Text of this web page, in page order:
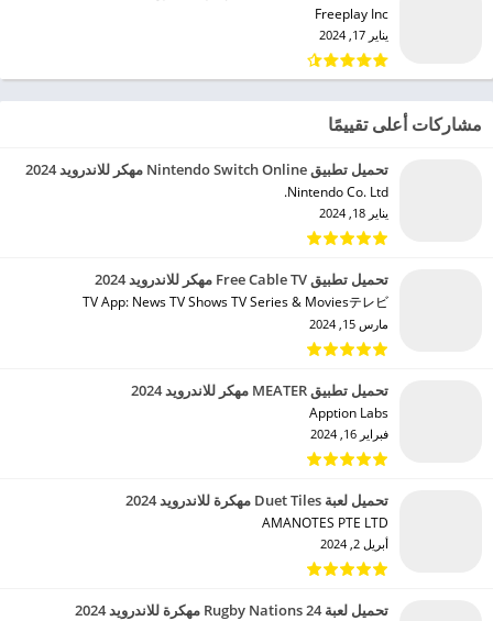
Freeplay Inc‏
يناير 17, 2024
مشاركات أعلى تقييمًا
تحميل تطبيق Nintendo Switch Online مهكر للاندرويد 2024
Nintendo Co. Ltd.‏
يناير 18, 2024
تحميل تطبيق Free Cable TV مهكر للاندرويد 2024
TV App: News TV Shows TV Series & Moviesテレビ‏
مارس 15, 2024
تحميل تطبيق MEATER مهكر للاندرويد 2024
Apption Labs‏
فبراير 16, 2024
تحميل لعبة Duet Tiles مهكرة للاندرويد 2024
AMANOTES PTE LTD‏
أبريل 2, 2024
تحميل لعبة Rugby Nations 24 مهكرة للاندرويد 2024